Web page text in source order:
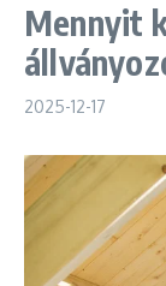
Mennyit
2025-12-17